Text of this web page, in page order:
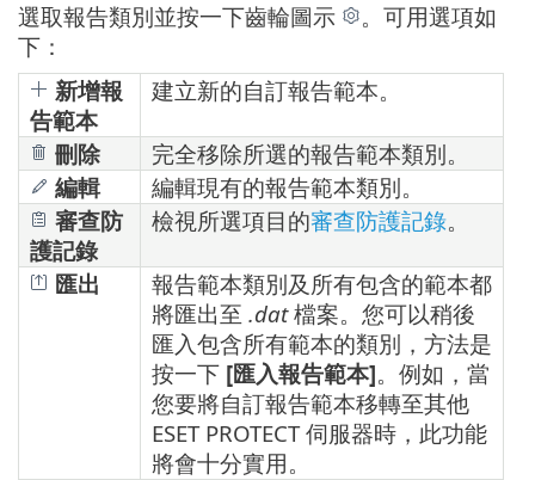
選取報告類別並按一下齒輪圖示
。可用選項如
下：
新增報
告範本
建立新的自訂報告範本。
刪除
完全移除所選的報告範本類別。
編輯
編輯現有的報告範本類別。
審查防
護記錄
檢視所選項目的審查防護記錄。
匯出
報告範本類別及所有包含的範本都
將匯出至 .dat檔案。您可以稍後
匯入包含所有範本的類別，方法是
按一下 [匯入報告範本]。例如，當
您要將自訂報告範本移轉至其他
ESET PROTECT 伺服器時，此功能
將會十分實用。